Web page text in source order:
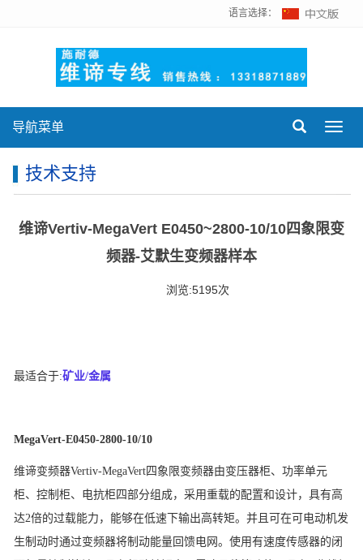
语言选择：
导航菜单
技术支持
维谛Vertiv-MegaVert E0450~2800-10/10四象限变
频器-艾默生变频器样本
浏览:5195次
最适合于:矿业/金属
MegaVert-E0450-2800-10/10
维谛变频器Vertiv-MegaVert四象限变频器由变压器柜、功率单元
柜、控制柜、电抗柜四部分组成，采用重载的配置和设计，具有高
达2倍的过载能力，能够在低速下输出高转矩。并且可在可电动机发
生制动时通过变频器将制动能量回馈电网。使用有速度传感器的闭